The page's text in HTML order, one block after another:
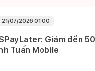
21/07/2026 01:00
Giảm đến
Tuấn Mobile